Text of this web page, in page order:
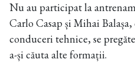
Nu au participat la
Carlo Casap și Mihai
conduceri tehnice, se
a-și căuta alte formații.